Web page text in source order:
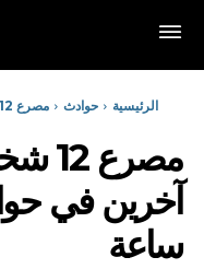
الرئيسية حوادث
ساعة